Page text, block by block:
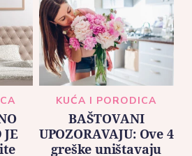
KUĆA I PORODICA
BAŠTOVANI
UPOZORAVAJU: Ove 4
greške uništavaju